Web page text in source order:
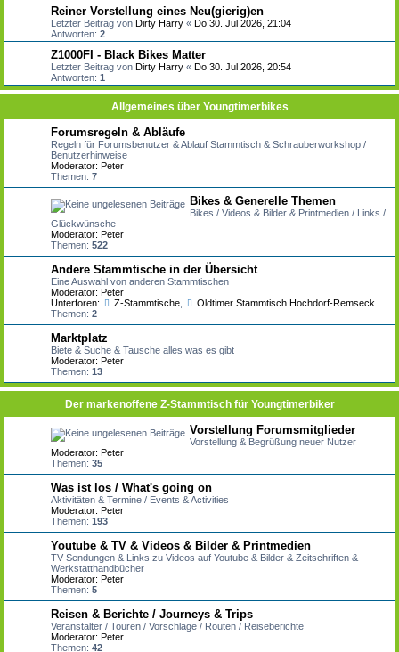
Reiner Vorstellung eines Neu(gierig)en
Letzter Beitrag von Dirty Harry « Do 30. Jul 2026, 21:04
Antworten: 2
Z1000FI - Black Bikes Matter
Letzter Beitrag von Dirty Harry « Do 30. Jul 2026, 20:54
Antworten: 1
Allgemeines über Youngtimerbikes
Forumsregeln & Abläufe
Regeln für Forumsbenutzer & Ablauf Stammtisch & Schrauberworkshop /
Benutzerhinweise
Moderator: Peter
Themen: 7
Bikes & Generelle Themen
Bikes / Videos & Bilder & Printmedien / Links /
Glückwünsche
Moderator: Peter
Themen: 522
Andere Stammtische in der Übersicht
Eine Auswahl von anderen Stammtischen
Moderator: Peter
Unterforen:
Z-Stammtische,
Oldtimer Stammtisch Hochdorf-Remseck
Themen: 2
Marktplatz
Biete & Suche & Tausche alles was es gibt
Moderator: Peter
Themen: 13
Der markenoffene Z-Stammtisch für Youngtimerbiker
Vorstellung Forumsmitglieder
Vorstellung & Begrüßung neuer Nutzer
Moderator: Peter
Themen: 35
Was ist los / What's going on
Aktivitäten & Termine / Events & Activities
Moderator: Peter
Themen: 193
Youtube & TV & Videos & Bilder & Printmedien
TV Sendungen & Links zu Videos auf Youtube & Bilder & Zeitschriften &
Werkstatthandbücher
Moderator: Peter
Themen: 5
Reisen & Berichte / Journeys & Trips
Veranstalter / Touren / Vorschläge / Routen / Reiseberichte
Moderator: Peter
Themen: 42